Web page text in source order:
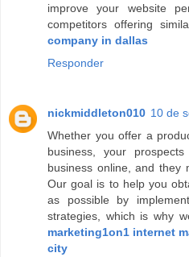
improve your website
competitors offering
company in dallas
Responder
nickmiddleton010 10 de
Whether you offer a
business, your
business online, and they
Our goal is to help you
as possible by
strategies, which is why
marketing1on1 internet
city